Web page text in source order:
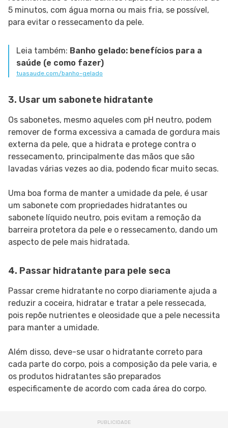
5 minutos, com água morna ou mais fria, se possível,
para evitar o ressecamento da pele.
Leia também: Banho gelado: benefícios para a
saúde (e como fazer)
tuasaude.com/banho-gelado
3. Usar um sabonete hidratante
Os sabonetes, mesmo aqueles com pH neutro, podem
remover de forma excessiva a camada de gordura mais
externa da pele, que a hidrata e protege contra o
ressecamento, principalmente das mãos que são
lavadas várias vezes ao dia, podendo ficar muito secas.
Uma boa forma de manter a umidade da pele, é usar
um sabonete com propriedades hidratantes ou
sabonete líquido neutro, pois evitam a remoção da
barreira protetora da pele e o ressecamento, dando um
aspecto de pele mais hidratada.
4. Passar hidratante para pele seca
Passar creme hidratante no corpo diariamente ajuda a
reduzir a coceira, hidratar e tratar a pele ressecada,
pois repõe nutrientes e oleosidade que a pele necessita
para manter a umidade.
Além disso, deve-se usar o hidratante correto para
cada parte do corpo, pois a composição da pele varia, e
os produtos hidratantes são preparados
especificamente de acordo com cada área do corpo.